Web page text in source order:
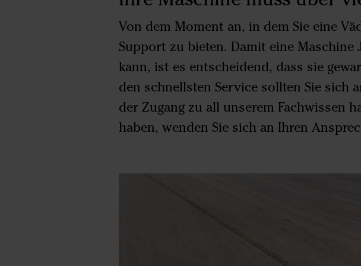
Von dem Moment an, in dem Sie eine
Support zu bieten. Damit eine
kann, ist es entscheidend, dass sie
den schnellsten Service sollten Sie sich
der Zugang zu all unserem Fachwissen
haben, wenden Sie sich an Ihren